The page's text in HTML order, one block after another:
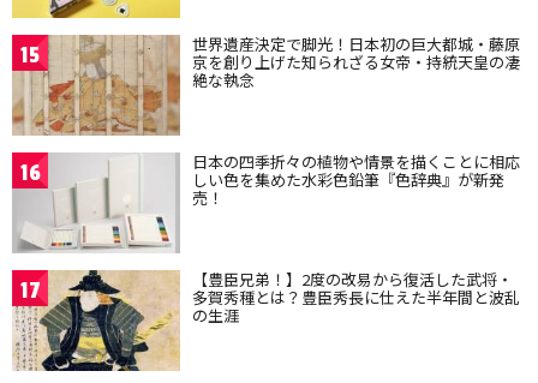
15 世界遺産決定で脚光！日本初の巨大都城・藤原
京を創り上げた知られざる女帝・持統天皇の凄
絶な執念
16 日本の四季折々の植物や情景を描くことに相応
しい色を集めた水彩色鉛筆『色辞典』が新発
売！
17 【豊臣兄弟！】2度の改易から復活した武将・
多賀秀種とは？豊臣秀長に仕えた半年間と波乱
の生涯